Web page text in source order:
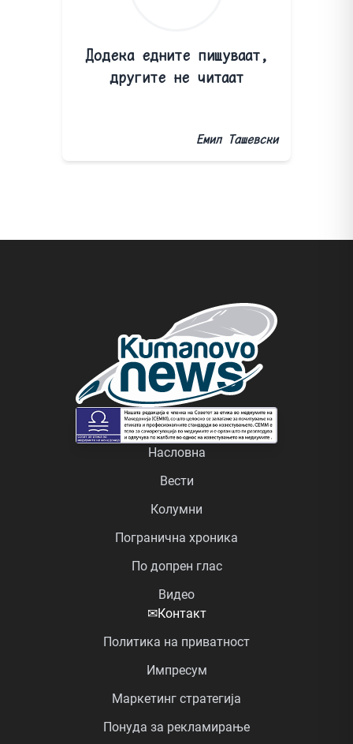
Додека едните пишуваат,
другите не читаат
Емил Ташевски
Насловна
Вести
Колумни
Погранична хроника
По допрен глас
Видео
✉Контакт
Политика на приватност
Импресум
Маркетинг стратегија
Понуда за рекламирање